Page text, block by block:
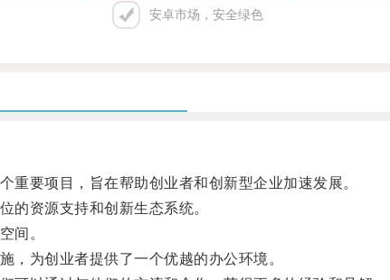
安卓市场，安全绿色
要项目，旨在帮助创业者和创新型企业加速发展。
资源支持和创新生态系统。
间。
为创业者提供了一个优越的办公环境。